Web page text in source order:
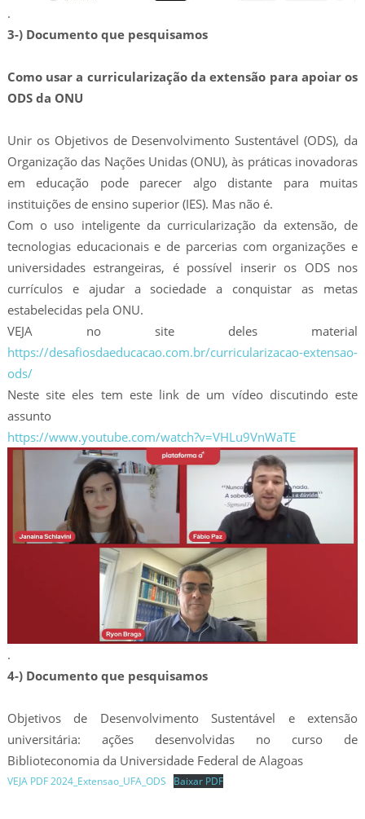
.
3-) Documento que pesquisamos
Como usar a curricularização da extensão para apoiar os
ODS da ONU
Unir os Objetivos de Desenvolvimento Sustentável (ODS), da
Organização das Nações Unidas (ONU), às práticas inovadoras
em educação pode parecer algo distante para muitas
instituições de ensino superior (IES). Mas não é.
Com o uso inteligente da curricularização da extensão, de
tecnologias educacionais e de parcerias com organizações e
universidades estrangeiras, é possível inserir os ODS nos
currículos e ajudar a sociedade a conquistar as metas
estabelecidas pela ONU.
VEJA no site deles material
https://desafiosdaeducacao.com.br/curricularizacao-extensao-
ods/
Neste site eles tem este link de um vídeo discutindo este
assunto
https://www.youtube.com/watch?v=VHLu9VnWaTE
.
4-) Documento que pesquisamos
Objetivos de Desenvolvimento Sustentável e extensão
universitária: ações desenvolvidas no curso de
Biblioteconomia da Universidade Federal de Alagoas
VEJA PDF 2024_Extensao_UFA_ODS Baixar PDF